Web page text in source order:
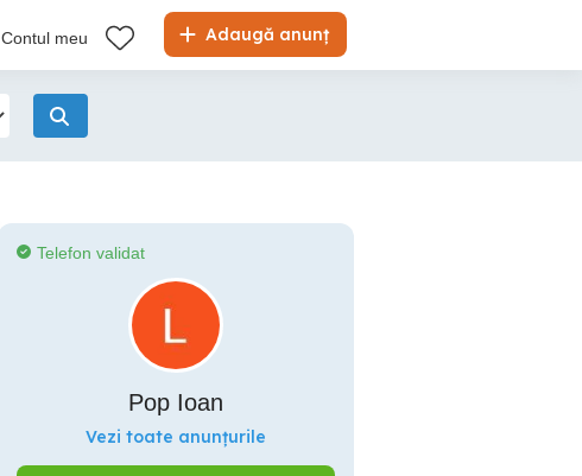
Adaugă anunț
Contul meu
Telefon validat
Pop Ioan
Vezi toate anunțurile